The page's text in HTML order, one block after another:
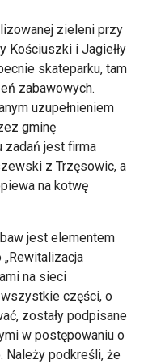
zieleni przy
Kościuszki i Jagiełły
skateparku, tam
zabawowych.
uzupełnieniem
gminę
zadań jest firma
z Trzęsowic, a
na kotwę
jest elementem
„Rewitalizacja
na sieci
wszystkie części, o
zostały podpisane
w postępowaniu o
Należy podkreśli, że